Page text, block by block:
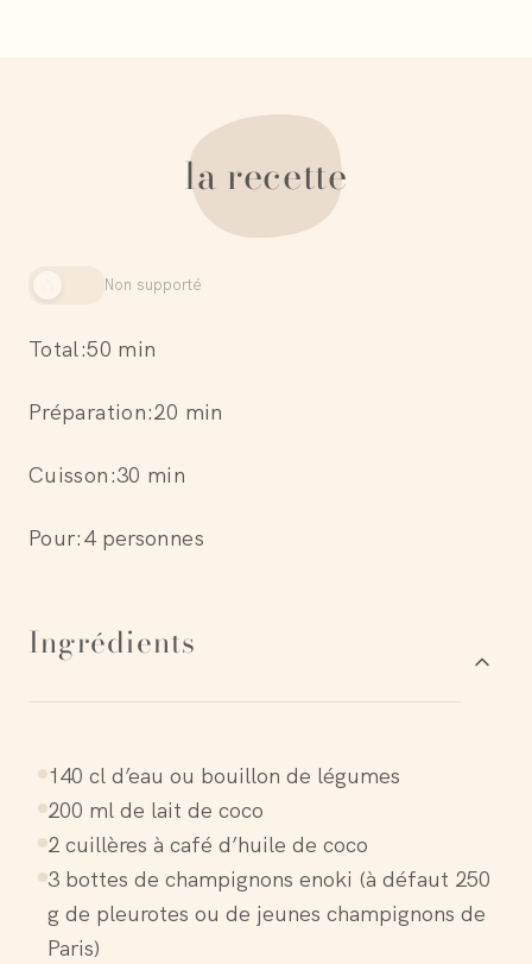
la recette
Non supporté
Total:50 min
Préparation:20 min
Cuisson:30 min
Pour:4 personnes
Ingrédients
140 cl d’eau ou bouillon de légumes
200 ml de lait de coco
2 cuillères à café d’huile de coco
3 bottes de champignons enoki (à défaut 250
g de pleurotes ou de jeunes champignons de
Paris)